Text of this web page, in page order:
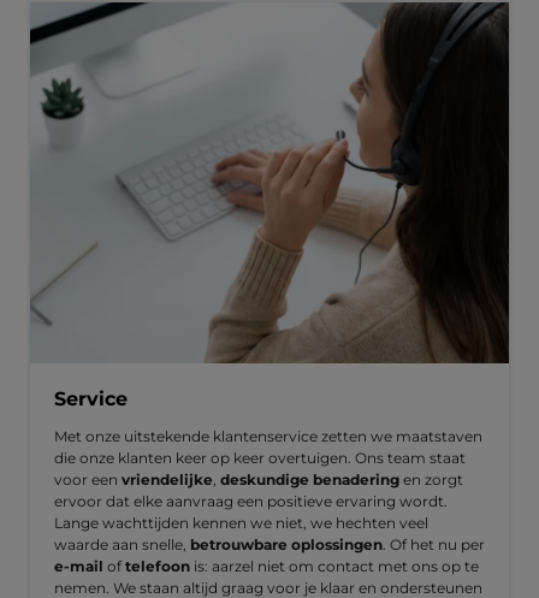
Service
Met onze uitstekende klantenservice zetten we maatstaven
die onze klanten keer op keer overtuigen. Ons team staat
voor een vriendelijke deskundige benadering en zorgt
ervoor dat elke aanvraag een positieve ervaring wordt.
Lange wachttijden kennen we niet, we hechten veel
waarde aan snelle, betrouwbare oplossingen . Of het nu per
e-mail oftelefoon is: aarzel niet om contact met ons op te
nemen. We staan altijd graag voor je klaar en ondersteunen